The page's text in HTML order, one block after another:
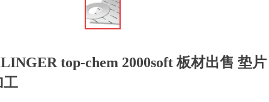
top-chem 2000soft 板材出售 垫片
工